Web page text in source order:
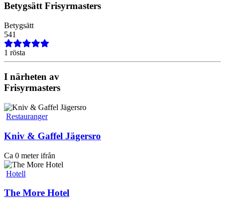
Betygsätt Frisyrmasters
Betygsätt
541
1 rösta
I närheten av
Frisyrmasters
Restauranger
Kniv & Gaffel Jägersro
Ca 0 meter ifrån
Hotell
The More Hotel